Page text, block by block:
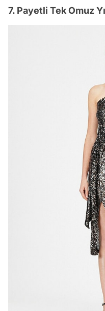
7. Payetli Tek Omuz